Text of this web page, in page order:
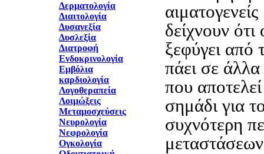
Δερματολογία
Διαιτολογία
Δυσανεξία
Δυσλεξία
Διατροφή
Ενδοκρινολογία
Εμβόλια
καρδιολογία
Λογοθεραπεία
Λοιμώξεις
Μεταμοσχεύσεις
Νευρολογία
Νεφρολογία
Ογκολογία
δείχνουν ότι
ξεφύγει από
πάει σε
που
σημάδι για
συχνότερη